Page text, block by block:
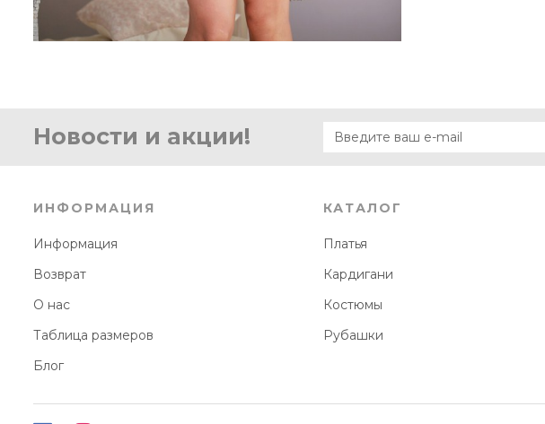
Новости и акции!
ИНФОРМАЦИЯ
Информация
Возврат
О нас
Таблица размеров
Блог
КАТАЛОГ
Платья
Кардигани
Костюмы
Рубашки